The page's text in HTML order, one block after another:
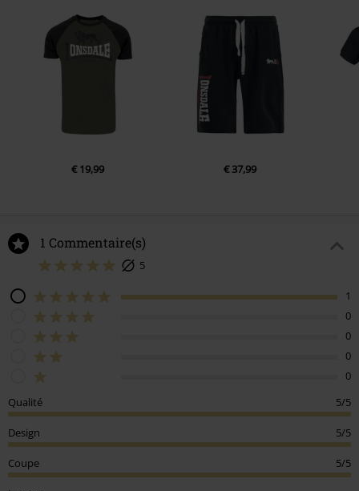
€ 19,99 € 37,99
1 Commentaire(s)
5
1
0
0
0
0
Qualité
5/5
Design 5/5
Coupe 5/5